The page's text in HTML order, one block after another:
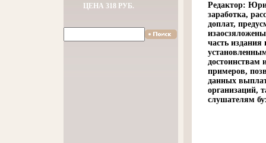
ЦЕНА 318 РУБ.
Редактор:
заработка,
доплат,
часть
достоинствам
примеров,
данных выплат
организаций,
слушателям